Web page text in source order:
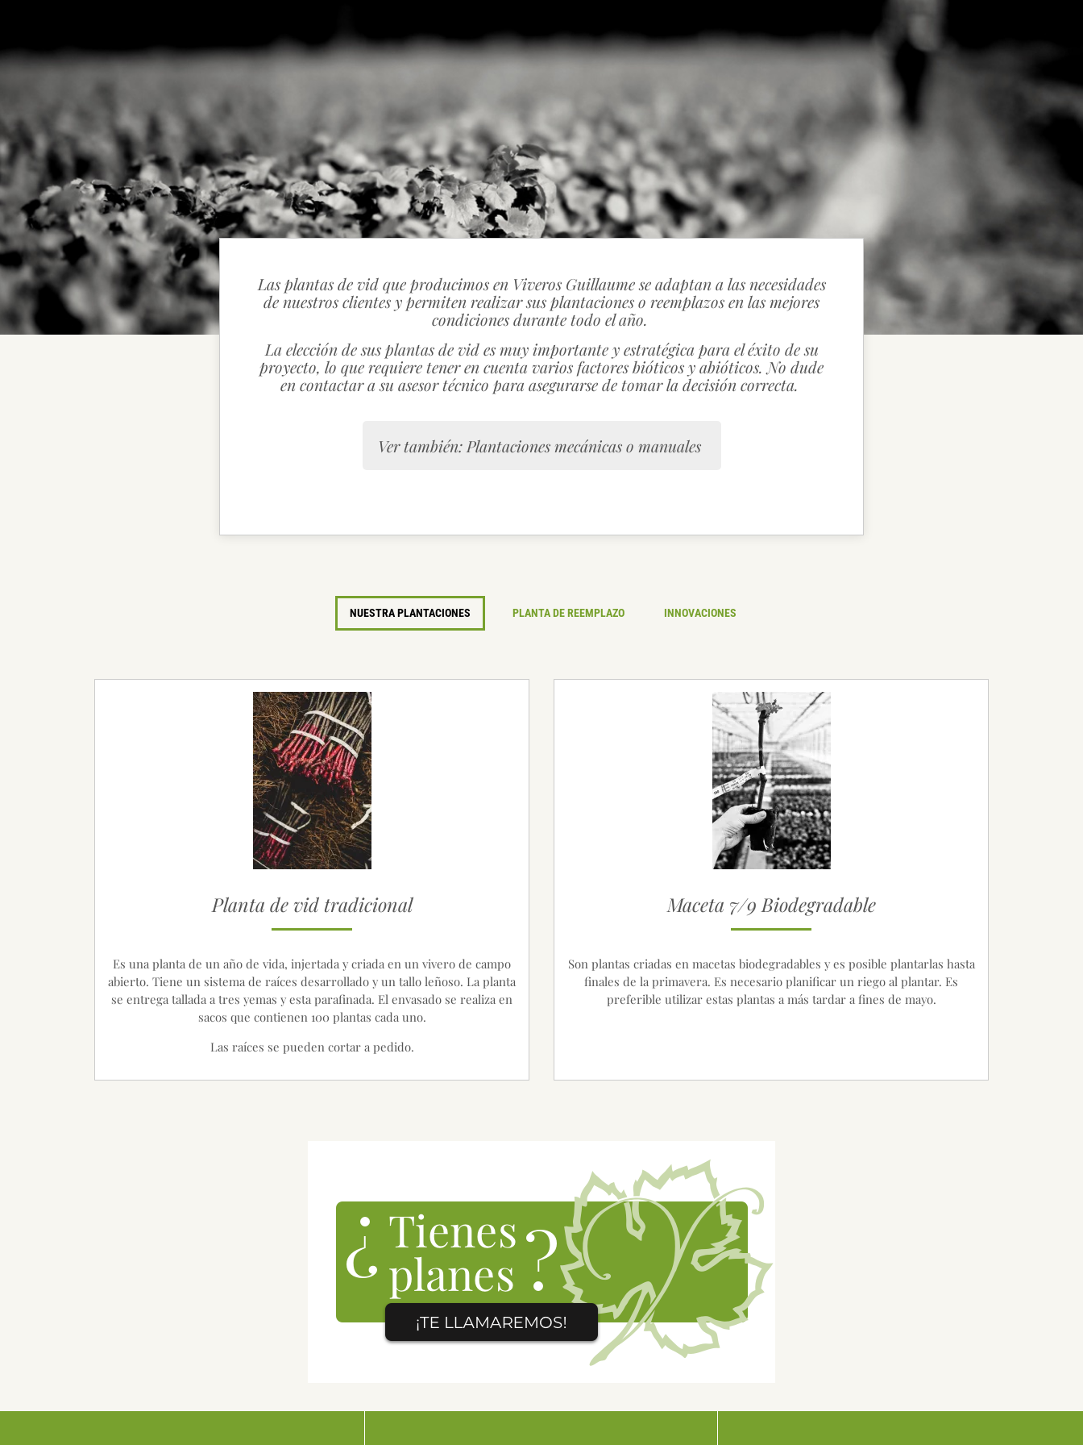
Las plantas de vid que producimos en Viveros Guillaume se adaptan a las necesidades
de nuestros clientes y permiten realizar sus plantaciones o reemplazos en las mejores
condiciones durante todo el año.
La elección de sus plantas de vid es muy importante y estratégica para el éxito de su
proyecto, lo que requiere tener en cuenta varios factores bióticos y abióticos. No dude
en contactar a su asesor técnico para asegurarse de tomar la decisión correcta.
Ver también: Plantaciones mecánicas o manuales
NUESTRA PLANTACIONES PLANTA DE REEMPLAZO INNOVACIONES
Planta de vid tradicional
Es una planta de un año de vida, injertada y criada en un vivero de campo
abierto. Tiene un sistema de raíces desarrollado y un tallo leñoso. La planta
se entrega tallada a tres yemas y esta parafinada. El envasado se realiza en
sacos que contienen 100 plantas cada uno.
Las raíces se pueden cortar a pedido.
Maceta 7/9 Biodegradable
Son plantas criadas en macetas biodegradables y es posible plantarlas hasta
finales de la primavera. Es necesario planificar un riego al plantar. Es
preferible utilizar estas plantas a más tardar a fines de mayo.